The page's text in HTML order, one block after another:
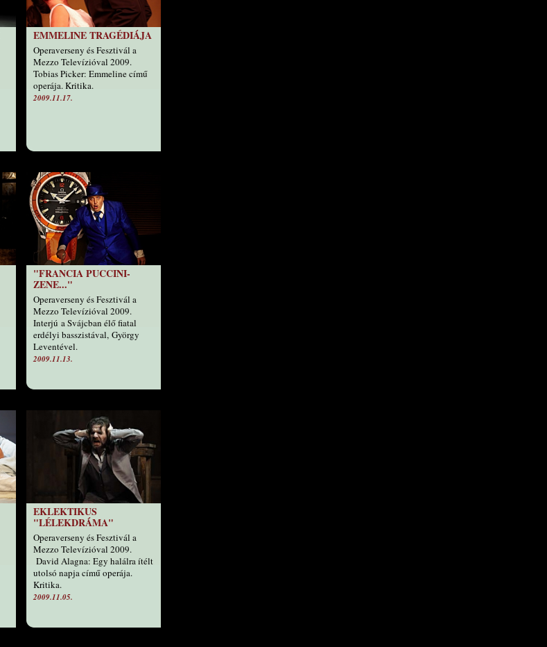
EMMELINE TRAGÉDIÁJA
Operaverseny és Fesztivál a
Mezzo Televízióval 2009.
Tobias Picker: Emmeline című
operája. Kritika.
2009.11.17.
"FRANCIA PUCCINI-
ZENE..."
Operaverseny és Fesztivál a
Mezzo Televízióval 2009.
Interjú a Svájcban élő fiatal
erdélyi basszistával, György
Leventével.
2009.11.13.
EKLEKTIKUS
"LÉLEKDRÁMA"
Operaverseny és Fesztivál a
Mezzo Televízióval 2009.
David Alagna: Egy halálra ítélt
utolsó napja című operája.
Kritika.
2009.11.05.